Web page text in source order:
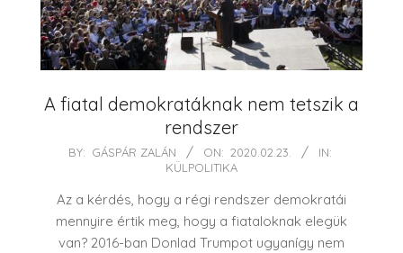
A fiatal demokratáknak nem tetszik a
rendszer
2020-BY: GÁSPÁR ZALÁN ON: 2020.02.23.
IN:
KÜLPOLITIKA
Az a kérdés, hogy a régi rendszer demokratái
mennyire értik meg, hogy a fiataloknak elegük
van? 2016-ban Donlad Trumpot ugyanígy nem